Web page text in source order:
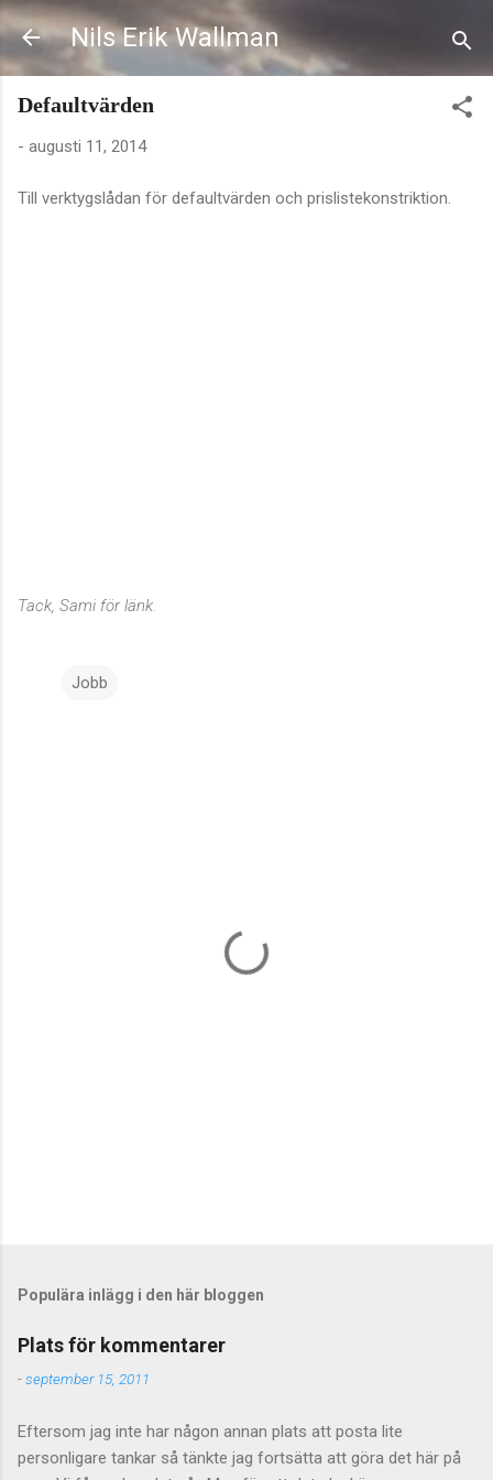
Fortsätt till huvudinnehåll
Nils Erik Wallman
Defaultvärden
- augusti 11, 2014
Till verktygslådan för defaultvärden och prislistekonstriktion.
Tack, Sami för länk.
Jobb
Populära inlägg i den här bloggen
Plats för kommentarer
-september 15, 2011
Eftersom jag inte har någon annan plats att posta lite
personligare tankar så tänkte jag fortsätta att göra det här på